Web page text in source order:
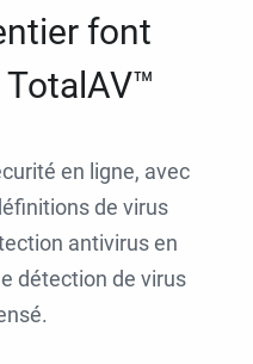
font
en ligne, avec
de virus
antivirus en
détection de virus